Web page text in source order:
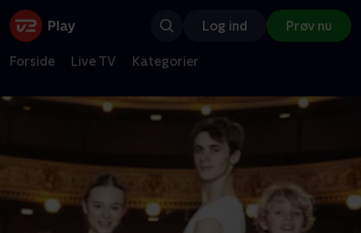
Log ind Prøv nu
Forside Live TV Kategorier